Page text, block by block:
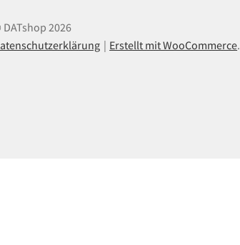
2026
Erstellt mit WooCommerce.